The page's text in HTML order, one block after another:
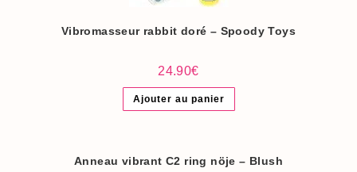
Vibromasseur rabbit doré – Spoody Toys
24.90€
Ajouter au panier
Anneau vibrant C2 ring nöje – Blush